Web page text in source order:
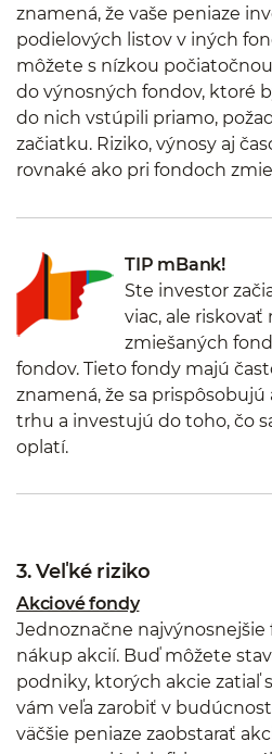
znamená, že vaše peniaze
podielových listov v iných
môžete s nízkou
do výnosných fondov, ktoré
do nich vstúpili priamo,
začiatku. Riziko, výnosy aj
rovnaké ako pri fondoch
TIP mBank!
Ste investor
viac, ale riskovať
zmiešaných
fondov. Tieto fondy majú
znamená, že sa
trhu a investujú do toho, čo
oplatí.
3. Veľké riziko
Akciové fondy
Jednoznačne
nákup akcií. Buď môžete
podniky, ktorých akcie zatiaľ
vám veľa zarobiť v
väčšie peniaze zaobstarať